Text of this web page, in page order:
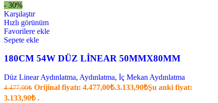
- 30%
Karşılaştır
Hızlı görünüm
Favorilere ekle
Sepete ekle
180CM 54W DÜZ LİNEAR 50MMX80MM
Düz Linear Aydınlatma, Aydınlatma, İç Mekan Aydınlatma
4.477,00₺ Orijinal fiyatı: 4.477,00₺.3.133,90₺Şu anki fiyat:
3.133,90₺ .